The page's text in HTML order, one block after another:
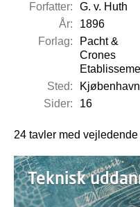
Forfatter:
G. v. Huth
År:
1896
Forlag:
Pacht &
Crones
Sted:
Kjøbenhavn
Sider:
16
24 tavler med
Teknisk